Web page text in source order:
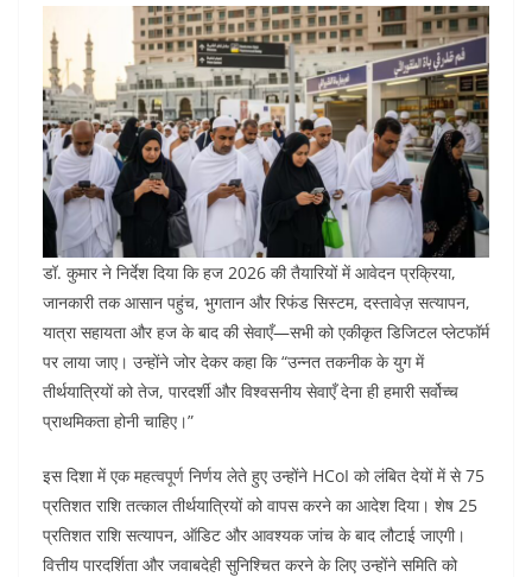
डॉ. कुमार ने निर्देश दिया कि हज 2026 की तैयारियों में आवेदन प्रक्रिया,
जानकारी तक आसान पहुंच, भुगतान और रिफंड सिस्टम, दस्तावेज़ सत्यापन,
यात्रा सहायता और हज के बाद की सेवाएँ—सभी को एकीकृत डिजिटल प्लेटफॉर्म
पर लाया जाए। उन्होंने जोर देकर कहा कि “उन्नत तकनीक के युग में
तीर्थयात्रियों को तेज, पारदर्शी और विश्वसनीय सेवाएँ देना ही हमारी सर्वोच्च
प्राथमिकता होनी चाहिए।”
इस दिशा में एक महत्वपूर्ण निर्णय लेते हुए उन्होंने HCoI को लंबित देयों में से 75
प्रतिशत राशि तत्काल तीर्थयात्रियों को वापस करने का आदेश दिया। शेष 25
प्रतिशत राशि सत्यापन, ऑडिट और आवश्यक जांच के बाद लौटाई जाएगी।
वित्तीय पारदर्शिता और जवाबदेही सुनिश्चित करने के लिए उन्होंने समिति को